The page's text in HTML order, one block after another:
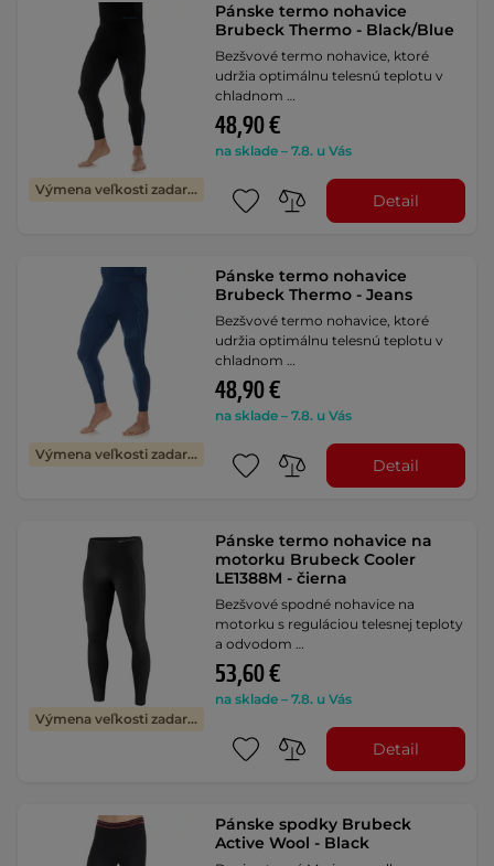
Výmena veľkosti zadarmo
Pánske termo nohavice
Brubeck Thermo - Black/Blue
Bezšvové termo nohavice, ktoré
udržia optimálnu telesnú teplotu v
chladnom …
48,90 €
na sklade – 7.8. u Vás
Detail
Výmena veľkosti zadarmo
Pánske termo nohavice
Brubeck Thermo - Jeans
Bezšvové termo nohavice, ktoré
udržia optimálnu telesnú teplotu v
chladnom …
48,90 €
na sklade – 7.8. u Vás
Detail
Výmena veľkosti zadarmo
Pánske termo nohavice na
motorku Brubeck Cooler
LE1388M - čierna
Bezšvové spodné nohavice na
motorku s reguláciou telesnej teploty
a odvodom …
53,60 €
na sklade – 7.8. u Vás
Detail
Pánske spodky Brubeck
Active Wool - Black